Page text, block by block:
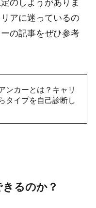
のしようがありま
アに迷っているの
の記事をぜひ参考
ンカーとは？キャリ
タイプを自己診断し
るのか？